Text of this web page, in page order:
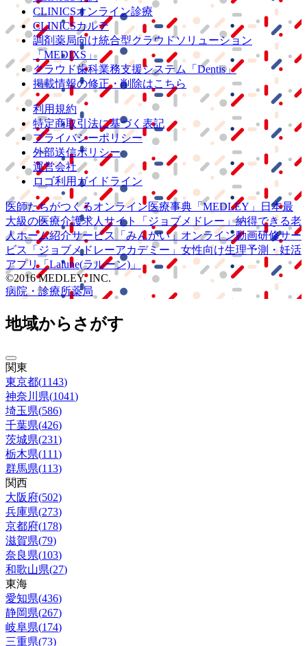
CLINICSオンライン診療
CLINICSカルテ
調剤薬局向け統合型クラウドソリューション
「MEDIXS」
クラウド歯科業務支援システム
「Dentis」
掲載情報の修正・削除はこちら
利用規約
特定商取引法に基づく表記
プライバシーポリシー
外部送信ポリシー
運営会社
ロゴ利用ガイドライン
医師たちがつくるオンライン医療事典 「MEDLEY」
日本最
大級の医療介護求人サイト 「ジョブメドレー」納得できる老
人ホーム紹介サービス
「みんかい」 オンライン動画研修サー
ビス
「ジョブメドレーアカデミー」 女性向け生理予測・妊活
アプリ「Lalune(ラルーン)」
©2016 MEDLEY, INC.
病院・診療所薬局
地域からさがす
関東
東京都(1143)
神奈川県(1041)
埼玉県(586)
千葉県(426)
茨城県(231)
栃木県(111)
群馬県(113)
関西
大阪府(502)
兵庫県(273)
京都府(178)
滋賀県(79)
奈良県(103)
和歌山県(27)
東海
愛知県(436)
静岡県(267)
岐阜県(174)
三重県(73)